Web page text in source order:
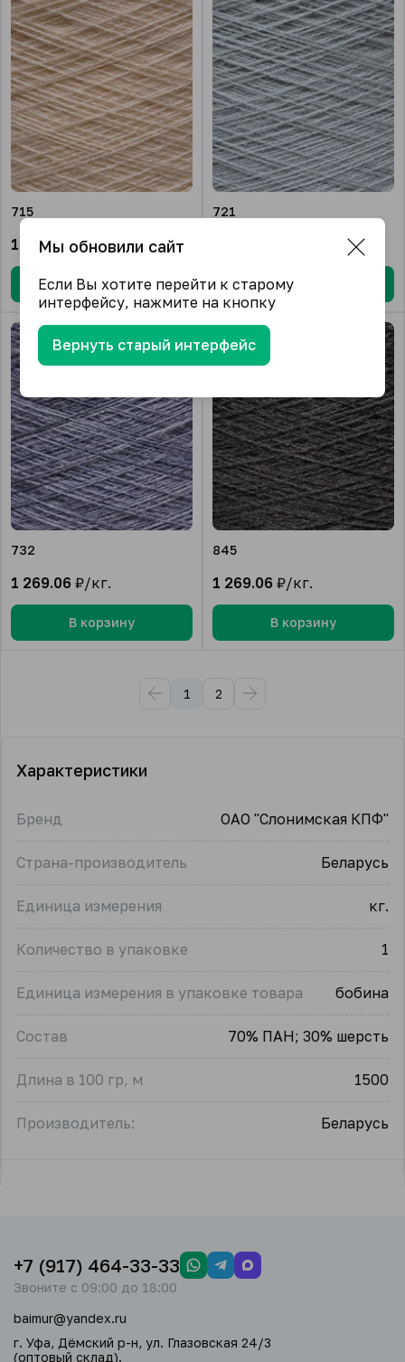
715
1 269.06₽/кг.
В корзину
721
В корзину
732
1 269.06 ₽/кг.
В корзину
845
1 269.06 ₽/кг.
В корзину
1 2
Характеристики
Бренд ОАО "Слонимская КПФ"
Страна-производитель Беларусь
Единица измерения кг.
Количество в упаковке 1
Единица измерения в упаковке товара бобина
Состав 70% ПАН; 30% шерсть
Длина в 100 гр, м 1500
Производитель: Беларусь
+7 (917) 464-33-33
Звоните с 09:00 до 18:00
baimur@yandex.ru
г. Уфа, Дёмский р-н, ул. Глазовская 24/3
(оптовый склад).
Мы обновили сайт
Если Вы хотите перейти к старому
интерфейсу, нажмите на кнопку
Вернуть старый интерфейс